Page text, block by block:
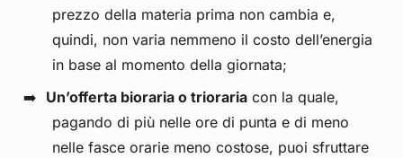
Luglio 2023 0,112
0,106
Maggio 2023 0,106
prezzo della materia prima non cambia e,
quindi, non varia nemmeno il costo dell’energia
in base al momento della giornata;
Un’offerta bioraria o trioraria con la quale,
pagando di più nelle ore di punta e di meno
nelle fasce orarie meno costose, puoi sfruttare